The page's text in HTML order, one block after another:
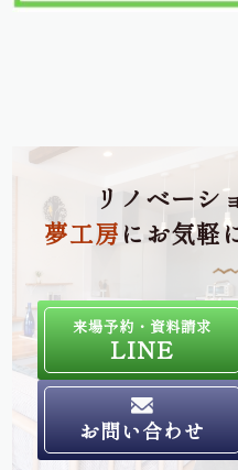
リノベーシ
夢工房にお気軽
来場予約・資料請求
LINE
お問い合わせ